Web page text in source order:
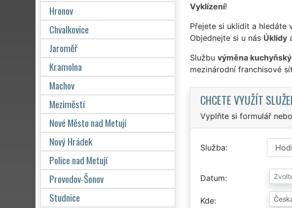
Vyklízení!
Přejete si uklidit a hledáte
Objednejte si u nás Úklidy
Službu výměna
mezinárodní franchisové
CHCETE VYUŽÍT
Vyplňte si formulář
Služba
Datum
Kde
Hronov
Chvalkovice
Jaroměř
Kramolna
Machov
Meziměstí
Nové Město nad Metují
Nový Hrádek
Police nad Metují
Provodov-Šonov
Studnice